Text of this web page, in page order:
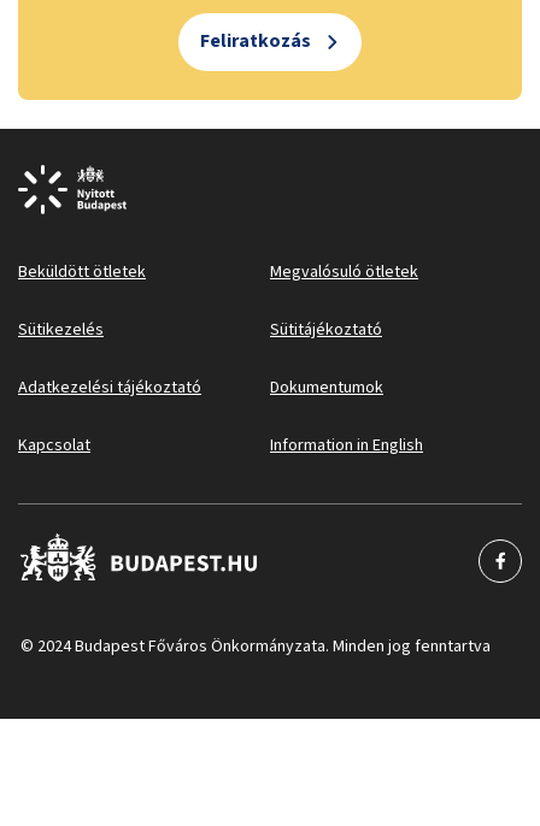
Feliratkozás
Beküldött ötletek Megvalósuló ötletek
Sütikezelés Sütitájékoztató
Adatkezelési tájékoztató Dokumentumok
Kapcsolat Information in English
© 2024 Budapest Főváros Önkormányzata. Minden jog fenntartva